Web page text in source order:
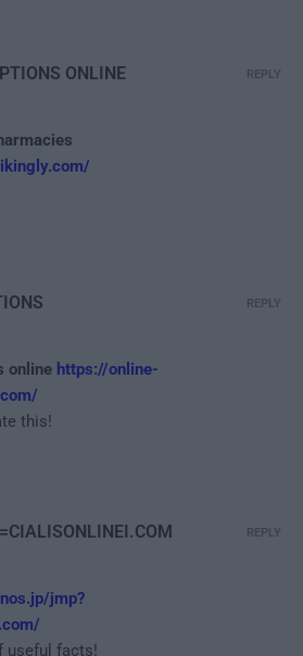
ONLINE REPLY
online https://online-
this!
REPLY
jmp?
useful facts!
REPLY